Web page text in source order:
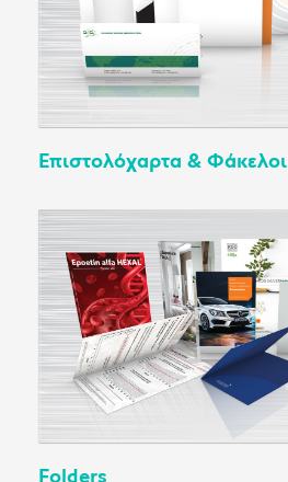
Επιστολόχαρτα & Φάκελοι
Folders